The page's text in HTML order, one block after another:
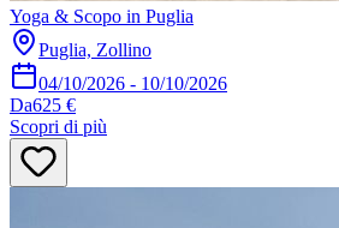
Yoga & Scopo in Puglia
Puglia, Zollino
04/10/2026 - 10/10/2026
Da625 €
Scopri di più